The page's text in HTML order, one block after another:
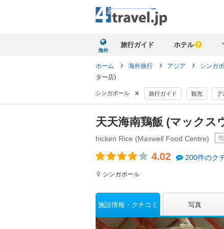
海外
旅行ガイド ホテル
ホーム 海外旅行 アジア シンガ
ター店)
シンガポール × 旅行ガイド 観光 グ
天天海南鶏飯 (マックス
hicken Rice (Maxwell Food Centre)
4.02 200件のク
シンガポール
施設情報 クチコミ 写真